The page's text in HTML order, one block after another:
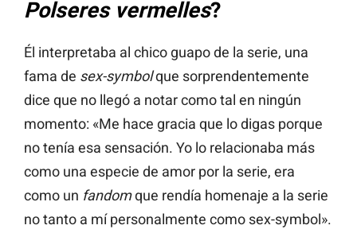
Polseres vermelles?
Él interpretaba al chico guapo de la serie, una
fama de sex-symbolque sorprendentemente
dice que no llegó a notar como tal en ningún
momento: «Me hace gracia que lo digas porque
no tenía esa sensación. Yo lo relacionaba más
como una especie de amor por la serie, era
como un fandomque rendía homenaje a la serie
no tanto a mí personalmente como sex-symbol».